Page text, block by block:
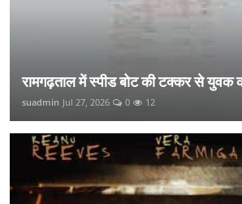
रामगढ़ताल में स्पीड बोट की टक्कर से युवक
suadmin Jul 27, 2026 0 12